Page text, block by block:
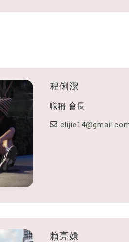
程俐潔
職稱 會長
clijie14@gmail.com
賴亮嬛